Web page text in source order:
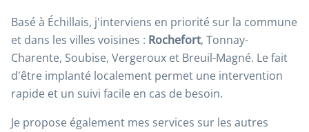
Basé à Échillais, j'interviens en priorité sur la commune
et dans les villes voisines : Rochefort, Tonnay-
Charente, Soubise, Vergeroux et Breuil-Magné. Le fait
d'être implanté localement permet une intervention
rapide et un suivi facile en cas de besoin.
Je propose également mes services sur les autres